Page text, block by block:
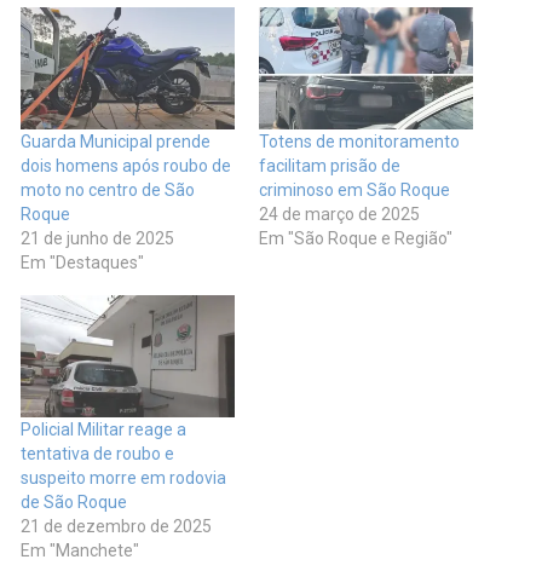
Guarda Municipal prende
dois homens após roubo de
moto no centro de São
Roque
21 de junho de 2025
Em "Destaques"
Totens de monitoramento
facilitam prisão de
criminoso em São Roque
24 de março de 2025
Em "São Roque e Região"
Policial Militar reage a
tentativa de roubo e
suspeito morre em rodovia
de São Roque
21 de dezembro de 2025
Em "Manchete"